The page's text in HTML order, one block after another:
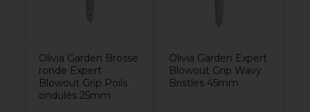
Olivia Garden Brosse
ronde Expert
Blowout Grip Poils
ondulés 25mm
Olivia Garden Expert
Blowout Grip Wavy
Bristles 45mm